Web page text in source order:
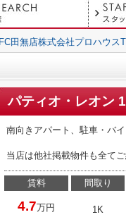
田無店株式会社プロハウス
パティオ・レオン
南向きアパート、駐車・バ
当店は他社掲載物件も全て
賃料
4.7万円
間取り
1K